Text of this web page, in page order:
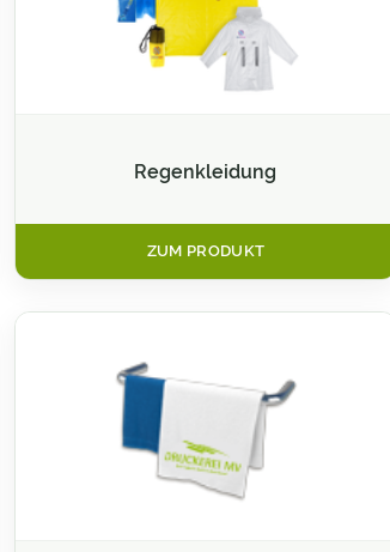
Regenkleidung
ZUM PRODUKT